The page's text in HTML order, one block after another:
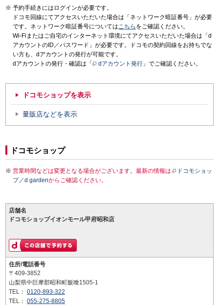
予約手続きにはログインが必要です。
ドコモ回線にてアクセスいただいた場合は「ネットワーク暗証番号」が必要
です。ネットワーク暗証番号についてはこちら をご確認ください。
Wi-Fiまたはご自宅のインターネット環境にてアクセスいただいた場合は「d
アカウントのID／パスワード」が必要です。ドコモの契約回線をお持ちでな
い方も、dアカウントの発行が可能です。
dアカウントの発行・確認は「
dアカウント発行 」でご確認ください。
ドコモショップを表示
量販店などを表示
ドコモショップ
営業時間などは変更となる場合がございます。最新の情報は
ドコモショッ
プ／d gardenからご確認ください。
店舗名
ドコモショップイオンモール甲府昭和店
住所/電話番号
〒409-3852
山梨県中巨摩郡昭和町飯喰1505-1
TEL： 0120-893-322
TEL： 055-275-8805